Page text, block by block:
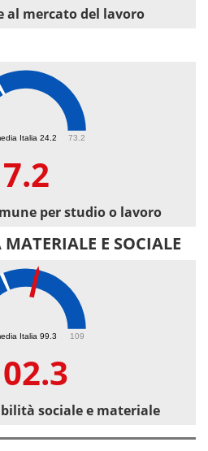
al mercato del lavoro
Italia 24.2 73.2
7.2
per studio o lavoro
E SOCIALE
Italia 99.3 109
sociale e materiale